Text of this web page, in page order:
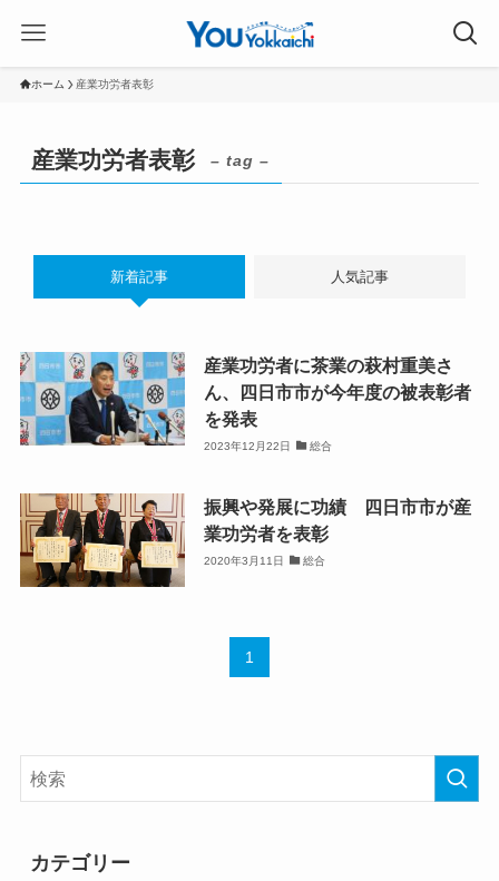
ホーム 産業功労者表彰
産業功労者表彰 – tag –
新着記事 人気記事
産業功労者に茶業の萩村重美さ
ん、四日市市が今年度の被表彰者
を発表
2023年12月22日 総合
振興や発展に功績 四日市市が産
業功労者を表彰
2020年3月11日 総合
1
カテゴリー